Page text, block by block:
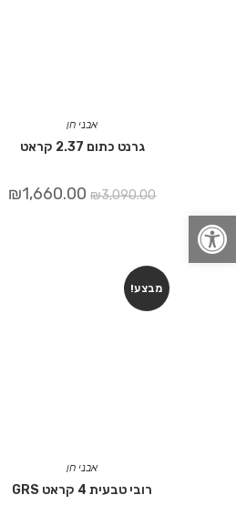
אבני חן
גרנט כתום 2.37 קראט
₪3,090.00
₪1,660.00
מבצע!
אבני חן
רובי טבעית 4 קראט GRS
פתח סרגל נגישות